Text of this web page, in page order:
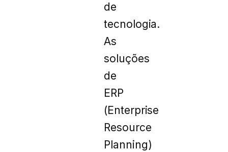
de
tecnologia.
As
soluções
de
ERP
(Enterprise
Resource
Planning)